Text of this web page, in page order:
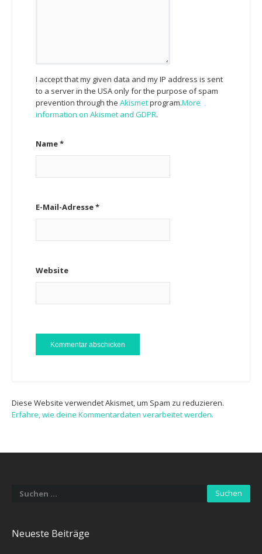
I accept that my given data and my IP address is sent
to a server in the USA only for the purpose of spam
prevention through the Akismetprogram.More
information on Akismet and GDPR.
Name*
E-Mail-Adresse*
Website
Diese Website verwendet Akismet, um Spam zu reduzieren.
Erfahre, wie deine Kommentardaten verarbeitet werden.
Suchen
nach:
Neueste Beiträge